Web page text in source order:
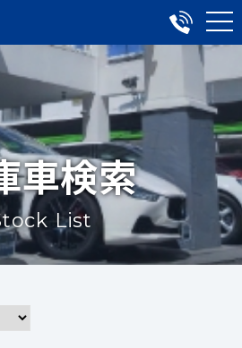
車検索
List